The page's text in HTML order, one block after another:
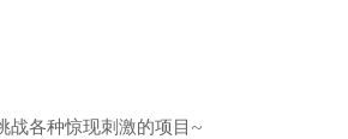
战各种惊现刺激的项目~